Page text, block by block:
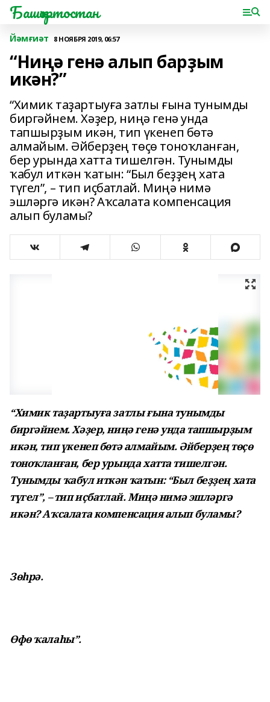
Башҡортостан
Йәмғиәт 8 НОЯБРЯ 2019, 06:57
“Ниңә генә алып барҙым
икән?”
“Химик таҙартыуға затлы ғына тунымды
биргәйнем. Хәҙер, ниңә генә унда
тапшырҙым икән, тип үкенеп бөтә
алмайым. Әйберҙең төҫө тоноҡланған,
бер урында хатта тишелгән. Тунымды
ҡабул иткән ҡатын: “Был беҙҙең хата
түгел”, – тип иҫбатлай. Миңә нимә
эшләргә икән? Аҡсалата компенсация
алып буламы?
“Химик таҙартыуға затлы ғына тунымды
биргәйнем. Хәҙер, ниңә генә унда тапшырҙым
икән, тип үкенеп бөтә алмайым. Әйберҙең төҫө
тоноҡланған, бер урында хатта тишелгән.
Тунымды ҡабул иткән ҡатын: “Был беҙҙең хата
түгел”, – тип иҫбатлай. Миңә нимә эшләргә
икән? Аҡсалата компенсация алып буламы?
Зөһрә.
Өфө ҡалаһы”.